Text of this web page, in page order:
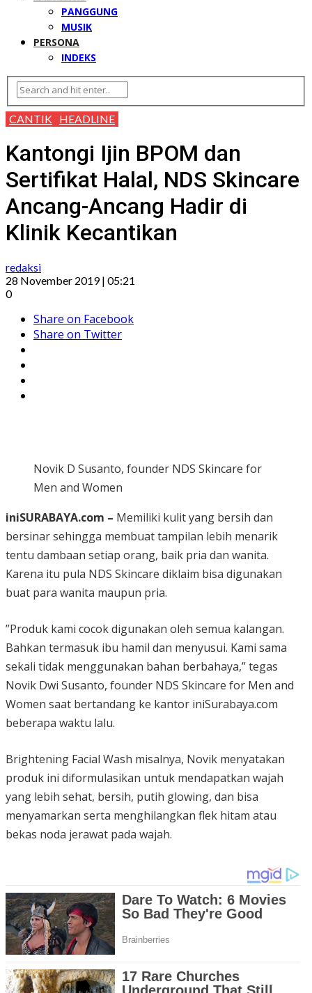
PANGGUNG
MUSIK
PERSONA
INDEKS
CANTIK HEADLINE
Kantongi Ijin BPOM dan
Sertifikat Halal, NDS Skincare
Ancang-Ancang Hadir di
Klinik Kecantikan
redaksi
28 November 2019 | 05:21
0
Share on Facebook
Share on Twitter
Novik D Susanto, founder NDS Skincare for
Men and Women
iniSURABAYA.com – Memiliki kulit yang bersih dan
bersinar sehingga membuat tampilan lebih menarik
tentu dambaan setiap orang, baik pria dan wanita.
Karena itu pula NDS Skincare diklaim bisa digunakan
buat para wanita maupun pria.
”Produk kami cocok digunakan oleh semua kalangan.
Bahkan termasuk ibu hamil dan menyusui. Kami sama
sekali tidak menggunakan bahan berbahaya,” tegas
Novik Dwi Susanto, founder NDS Skincare for Men and
Women saat bertandang ke kantor iniSurabaya.com
beberapa waktu lalu.
Brightening Facial Wash misalnya, Novik menyatakan
produk ini diformulasikan untuk mendapatkan wajah
yang lebih sehat, bersih, putih glowing, dan bisa
menyamarkan serta menghilangkan flek hitam atau
bekas noda jerawat pada wajah.